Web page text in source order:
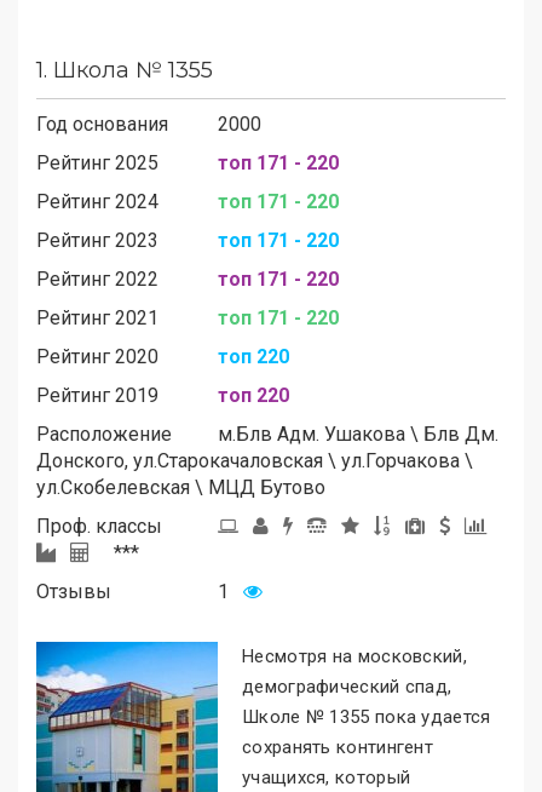
1. Школа № 1355
Год основания
2000
Рейтинг 2025
топ 171 - 220
Рейтинг 2024
топ 171 - 220
Рейтинг 2023
топ 171 - 220
Рейтинг 2022
топ 171 - 220
Рейтинг 2021
топ 171 - 220
Рейтинг 2020
топ 220
Рейтинг 2019
топ 220
Расположение
м.Блв Адм. Ушакова \ Блв Дм.
Донского, ул.Старокачаловская \ ул.Горчакова \
ул.Скобелевская \ МЦД Бутово
Проф. классы
***
Отзывы
1
Несмотря на московский,
демографический спад,
Школе № 1355 пока удается
сохранять контингент
учащихся, который